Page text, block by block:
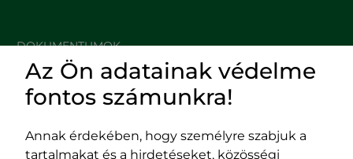
DOKUMENTUMOK
HASZNOS LINKEK
Az Ön adatainak védelme
fontos számunkra!
Annak érdekében, hogy személyre szabjuk a
tartalmakat és a hirdetéseket, közösségi